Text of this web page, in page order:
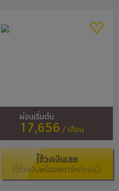
ผ่อนเริ่มต้น
17,656 / เดือน
ใช้วงเงินเลย
(ใช้วงเงินพร้อมสตาร์ทกับรุ่นนี้)